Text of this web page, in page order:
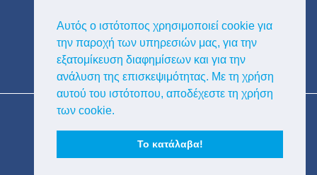
Αυτός ο ιστότοπος χρησιμοποιεί cookie για
την παροχή των υπηρεσιών μας, για την
εξατομίκευση διαφημίσεων και για την
ανάλυση της επισκεψιμότητας. Με τη χρήση
αυτού του ιστότοπου, αποδέχεστε τη χρήση
των cookie.
Το κατάλαβα!
Copyright © Κυκλαδική Διαφημιστική